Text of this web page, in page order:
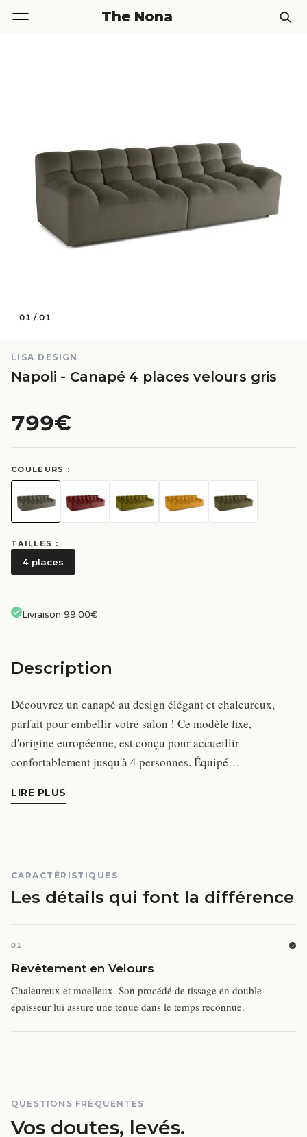
The Nona
01 /01
LISA DESIGN
Napoli - Canapé 4 places velours gris
799€
COULEURS :
TAILLES :
4 places
Livraison 99.00€
Description
Découvrez un canapé au design élégant et chaleureux,
parfait pour embellir votre salon ! Ce modèle fixe,
d'origine européenne, est conçu pour accueillir
confortablement jusqu'à 4 personnes. Équipé…
LIRE PLUS
CARACTÉRISTIQUES
Les détails qui font la différence
01
Revêtement en Velours
Chaleureux et moelleux. Son procédé de tissage en double
épaisseur lui assure une tenue dans le temps reconnue.
QUESTIONS FRÉQUENTES
Vos doutes, levés.